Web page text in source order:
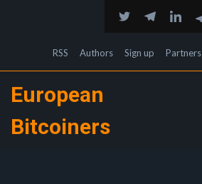
RSS Authors Sign up Partners
European
Bitcoiners